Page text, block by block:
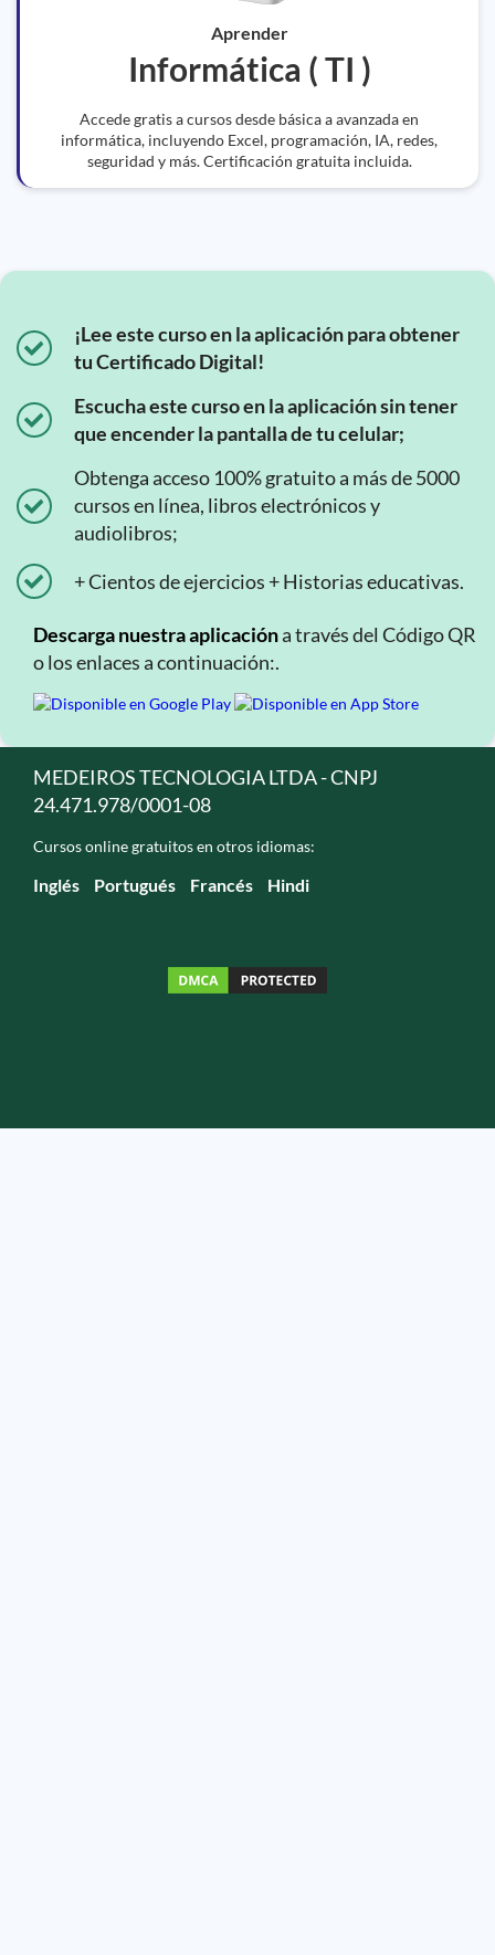
Aprender
Informática ( TI )
Accede gratis a cursos desde básica a avanzada en
informática, incluyendo Excel, programación, IA, redes,
seguridad y más. Certificación gratuita incluida.
¡Lee este curso en la aplicación para obtener
tu Certificado Digital!
Escucha este curso en la aplicación sin tener
que encender la pantalla de tu celular;
Obtenga acceso 100% gratuito a más de 5000
cursos en línea, libros electrónicos y
audiolibros;
+ Cientos de ejercicios + Historias educativas.
Descarga nuestra aplicacióna través del Código QR
o los enlaces a continuación:.
MEDEIROS TECNOLOGIA LTDA - CNPJ
24.471.978/0001-08
Cursos online gratuitos en otros idiomas:
Inglés Portugués Francés Hindi